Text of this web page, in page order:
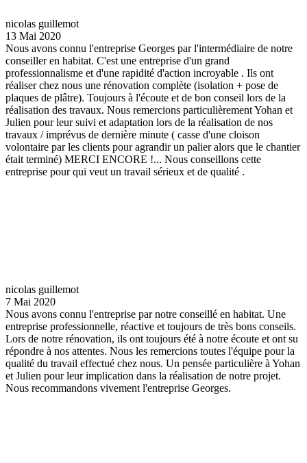
nicolas guillemot
13 Mai 2020
Nous avons connu l'entreprise Georges par l'intermédiaire de notre
conseiller en habitat. C'est une entreprise d'un grand
professionnalisme et d'une rapidité d'action incroyable . Ils ont
réaliser chez nous une rénovation complète (isolation + pose de
plaques de plâtre). Toujours à l'écoute et de bon conseil lors de la
réalisation des travaux. Nous remercions particulièrement Yohan et
Julien pour leur suivi et adaptation lors de la réalisation de nos
travaux / imprévus de dernière minute ( casse d'une cloison
volontaire par les clients pour agrandir un palier alors que le chantier
était terminé) MERCI ENCORE !... Nous conseillons cette
entreprise pour qui veut un travail sérieux et de qualité .
nicolas guillemot
7 Mai 2020
Nous avons connu l'entreprise par notre conseillé en habitat. Une
entreprise professionnelle, réactive et toujours de très bons conseils.
Lors de notre rénovation, ils ont toujours été à notre écoute et ont su
répondre à nos attentes. Nous les remercions toutes l'équipe pour la
qualité du travail effectué chez nous. Un pensée particulière à Yohan
et Julien pour leur implication dans la réalisation de notre projet.
Nous recommandons vivement l'entreprise Georges.